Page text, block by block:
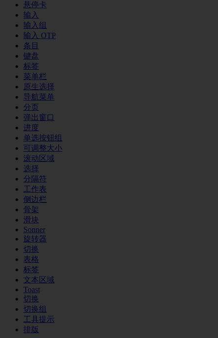
悬停卡
输入
输入组
输入 OTP
条目
键盘
标签
菜单栏
原生选择
导航菜单
分页
弹出窗口
进度
单选按钮组
可调整大小
滚动区域
选择
分隔符
工作表
侧边栏
骨架
滑块
Sonner
旋转器
切换
表格
标签
文本区域
Toast
切换
切换组
工具提示
排版